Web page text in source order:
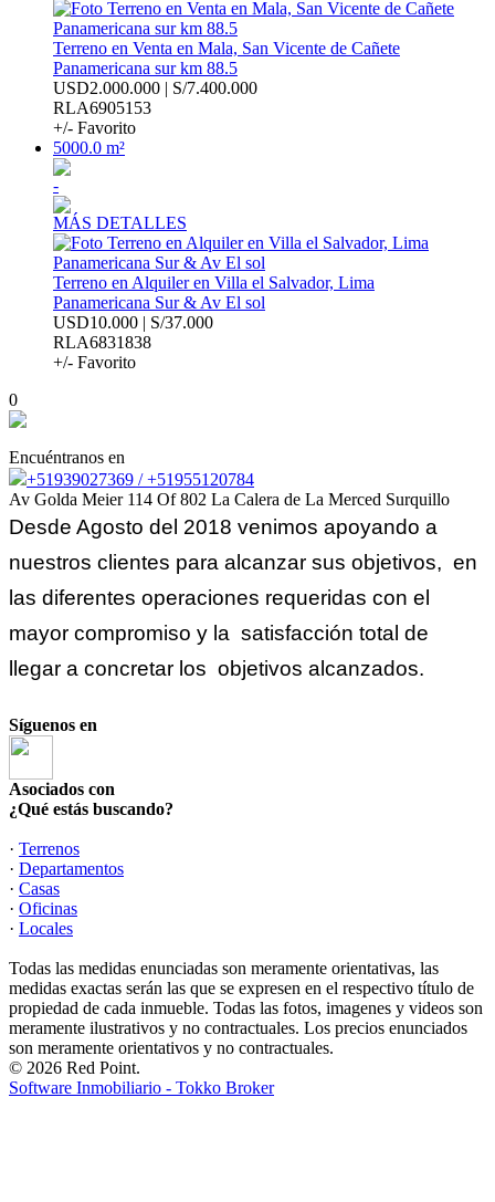
Terreno en Venta en Mala, San Vicente de Cañete
Panamericana sur km 88.5
USD2.000.000 | S/7.400.000
RLA6905153
+/- Favorito
5000.0 m²
-
MÁS DETALLES
Terreno en Alquiler en Villa el Salvador, Lima
Panamericana Sur & Av El sol
USD10.000 | S/37.000
RLA6831838
+/- Favorito
0
Encuéntranos en
+51939027369 / +51955120784
Av Golda Meier 114 Of 802 La Calera de La Merced Surquillo
Desde Agosto del 2018 venimos apoyando a
nuestros clientes para alcanzar sus objetivos, en
las diferentes operaciones requeridas con el
mayor compromiso y la satisfacción total de
llegar a concretar los objetivos alcanzados.
Síguenos en
Asociados con
¿Qué estás buscando?
· Terrenos
· Departamentos
· Casas
· Oficinas
· Locales
Todas las medidas enunciadas son meramente orientativas, las
medidas exactas serán las que se expresen en el respectivo título de
propiedad de cada inmueble. Todas las fotos, imagenes y videos son
meramente ilustrativos y no contractuales. Los precios enunciados
son meramente orientativos y no contractuales.
© 2026 Red Point.
Software Inmobiliario - Tokko Broker